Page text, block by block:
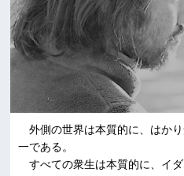
外側の世界は本質的に、はか
一である。
すべての衆生は本質的に、イダ